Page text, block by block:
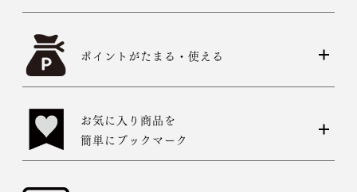
ポイントがたまる・使える
お気に入り商品を
簡単にブックマーク